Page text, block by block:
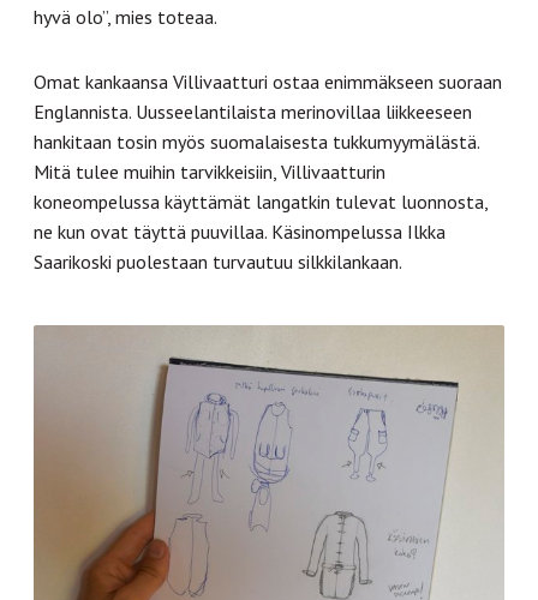
hyvä olo”, mies toteaa.
Omat kankaansa Villivaatturi ostaa enimmäkseen suoraan
Englannista. Uusseelantilaista merinovillaa liikkeeseen
hankitaan tosin myös suomalaisesta tukkumyymälästä.
Mitä tulee muihin tarvikkeisiin, Villivaatturin
koneompelussa käyttämät langatkin tulevat luonnosta,
ne kun ovat täyttä puuvillaa. Käsinompelussa Ilkka
Saarikoski puolestaan turvautuu silkkilankaan.